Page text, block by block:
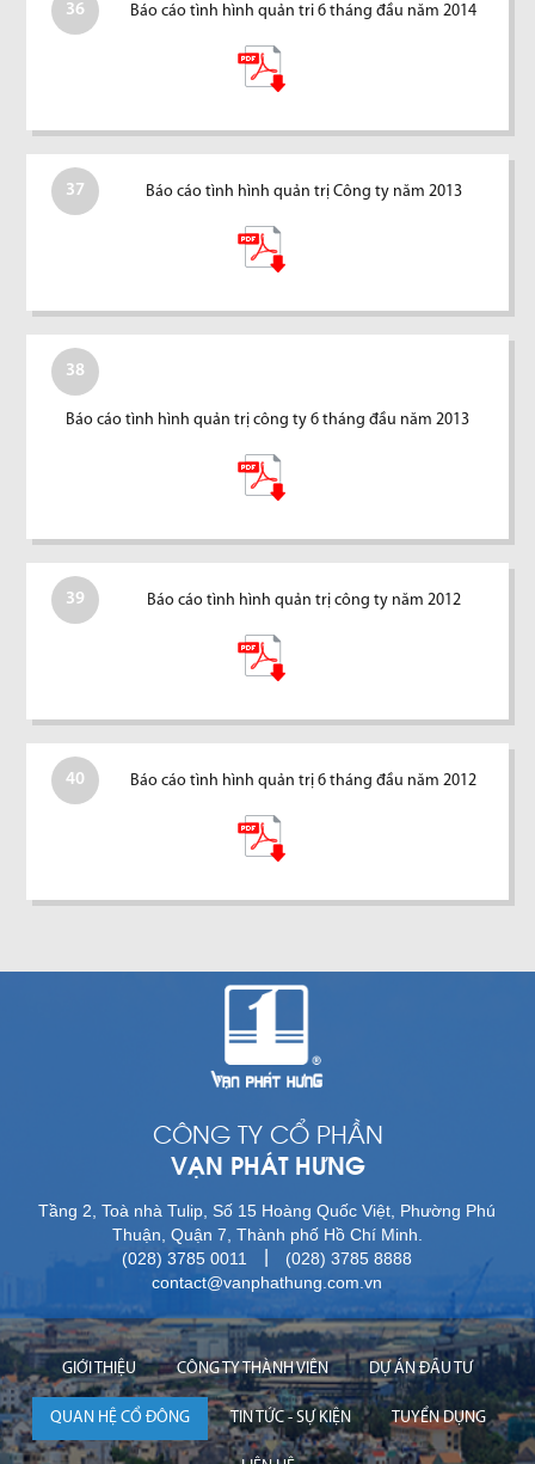
36 Báo cáo tình hình quản tri 6 tháng đầu năm 2014
37 Báo cáo tình hình quản trị Công ty năm 2013
38
Báo cáo tình hình quản trị công ty 6 tháng đầu năm 2013
39 Báo cáo tình hình quản trị công ty năm 2012
40 Báo cáo tình hình quản trị 6 tháng đầu năm 2012
CÔNG TY CỔ PHẦN
VẠN PHÁT HƯNG
Tầng 2, Toà nhà Tulip, Số 15 Hoàng Quốc Việt, Phường Phú
Thuận, Quận 7, Thành phố Hồ Chí Minh.
(028) 3785 0011
(028) 3785 8888
contact@vanphathung.com.vn
GIỚI THIỆU CÔNG TY THÀNH VIÊN DỰ ÁN ĐẦU TƯ
QUAN HỆ CỔ ĐÔNG TIN TỨC - SỰ KIỆN TUYỂN DỤNG